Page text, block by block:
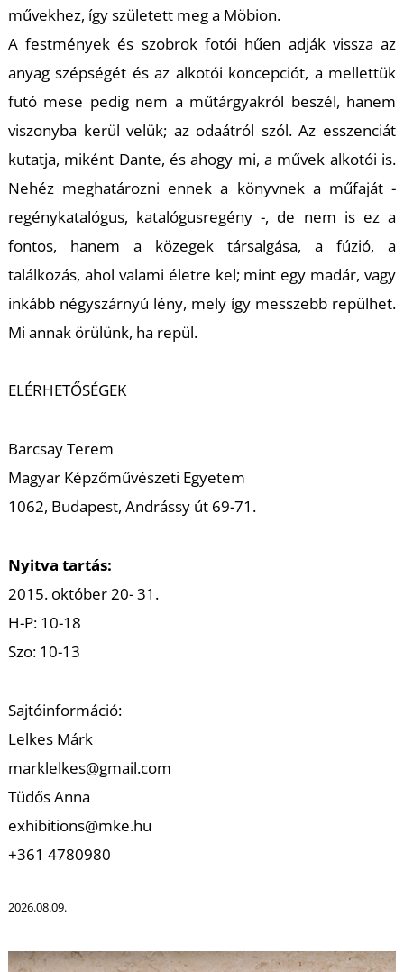
művekhez, így született meg a Möbion.
A festmények és szobrok fotói hűen adják vissza az
anyag szépségét és az alkotói koncepciót, a mellettük
futó mese pedig nem a műtárgyakról beszél, hanem
viszonyba kerül velük; az odaátról szól. Az esszenciát
kutatja, miként Dante, és ahogy mi, a művek alkotói is.
Nehéz meghatározni ennek a könyvnek a műfaját -
regénykatalógus, katalógusregény -, de nem is ez a
fontos, hanem a közegek társalgása, a fúzió, a
találkozás, ahol valami életre kel; mint egy madár, vagy
inkább négyszárnyú lény, mely így messzebb repülhet.
Mi annak örülünk, ha repül.
ELÉRHETŐSÉGEK
Barcsay Terem
Magyar Képzőművészeti Egyetem
1062, Budapest, Andrássy út 69-71.
Nyitva tartás:
2015. október 20- 31.
H-P: 10-18
Szo: 10-13
Sajtóinformáció:
Lelkes Márk
marklelkes@gmail.com
Tüdős Anna
exhibitions@mke.hu
+361 4780980
2026.08.09.